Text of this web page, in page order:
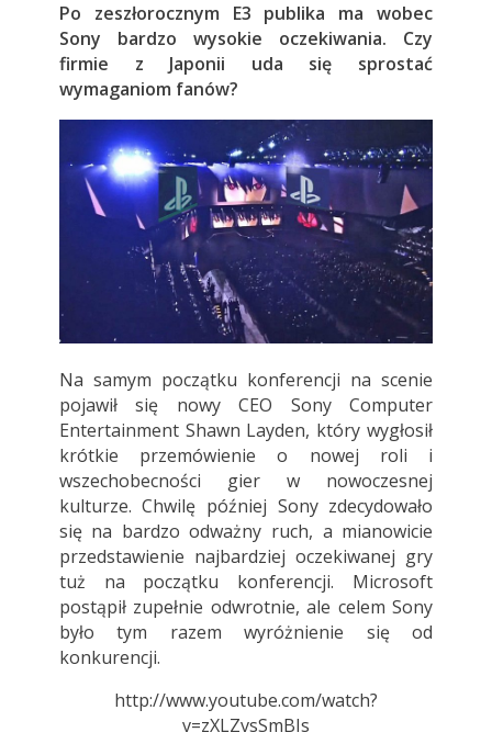
Po zeszłorocznym E3 publika ma wobec
Sony bardzo wysokie oczekiwania. Czy
firmie z Japonii uda się sprostać
wymaganiom fanów?
Na samym początku konferencji na scenie
pojawił się nowy CEO Sony Computer
Entertainment Shawn Layden, który wygłosił
krótkie przemówienie o nowej roli i
wszechobecności gier w nowoczesnej
kulturze. Chwilę później Sony zdecydowało
się na bardzo odważny ruch, a mianowicie
przedstawienie najbardziej oczekiwanej gry
tuż na początku konferencji. Microsoft
postąpił zupełnie odwrotnie, ale celem Sony
było tym razem wyróżnienie się od
konkurencji.
http://www.youtube.com/watch?
v=zXLZvsSmBIs